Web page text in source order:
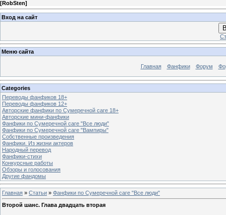
[RobSten]
Вход на сайт
Меню сайта
Главная Фанфики Форум
Categories
Переводы фанфиков 18+
Переводы фанфиков 12+
Авторские фанфики по Сумеречной саге 18+
Авторские мини-фанфики
Фанфики по Сумеречной саге "Все люди"
Фанфики по Сумеречной саге "Вампиры"
Собственные произведения
Фанфики. Из жизни актеров
Народный перевод
Фанфики-стихи
Конкурсные работы
Обзоры и голосования
Другие фандомы
Главная » Статьи » Фанфики по Сумеречной саге "Все люди"
Второй шанс. Глава двадцать вторая